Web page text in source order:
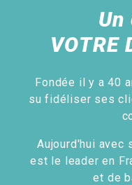
VOTRE
Fondée il y a 40
su fidéliser ses
Aujourd'hui avec
est le leader en
et de